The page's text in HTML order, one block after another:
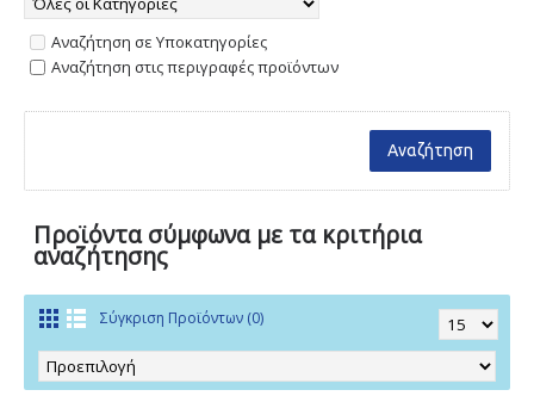
Αναζήτηση σε Υποκατηγορίες
Αναζήτηση στις περιγραφές προϊόντων
Προϊόντα σύμφωνα με τα κριτήρια
αναζήτησης
Σύγκριση Προϊόντων (0)